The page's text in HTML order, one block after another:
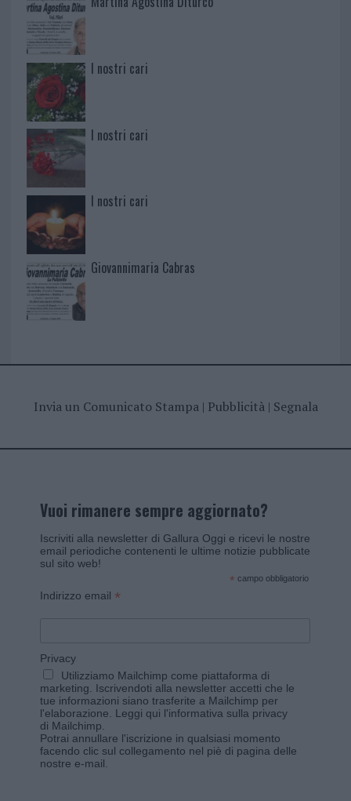
I nostri cari
I nostri cari
I nostri cari
Giovannimaria Cabras
Invia un Comunicato Stampa| Pubblicità| Segnala
Vuoi rimanere sempre aggiornato?
Iscriviti alla newsletter di Gallura Oggi e ricevi le nostre
email periodiche contenenti le ultime notizie pubblicate
sul sito web!
* campo obbligatorio
Indirizzo email *
Privacy
Utilizziamo Mailchimp come piattaforma di
marketing. Iscrivendoti alla newsletter accetti che le
tue informazioni siano trasferite a Mailchimp per
l'elaborazione. Leggi qui l'informativa sulla privacy
di Mailchimp
Potrai annullare l'iscrizione in qualsiasi momento
facendo clic sul collegamento nel piè di pagina delle
nostre e-mail.